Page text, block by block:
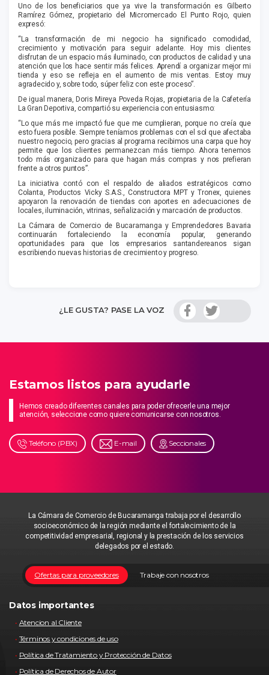
Uno de los beneficiarios que ya vive la transformación es Gilberto
Ramírez Gómez, propietario del Micromercado El Punto Rojo, quien
expresó:
“La transformación de mi negocio ha significado comodidad,
crecimiento y motivación para seguir adelante. Hoy mis clientes
disfrutan de un espacio más iluminado, con productos de calidad y una
atención que los hace sentir más felices. Aprendí a organizar mejor mi
tienda y eso se refleja en el aumento de mis ventas. Estoy muy
agradecido y, sobre todo, súper feliz con este proceso”.
De igual manera, Doris Mireya Poveda Rojas, propietaria de la Cafetería
La Gran Deportiva, compartió su experiencia con entusiasmo:
“Lo que más me impactó fue que me cumplieran, porque no creía que
esto fuera posible. Siempre teníamos problemas con el sol que afectaba
nuestro negocio, pero gracias al programa recibimos una carpa que hoy
permite que los clientes permanezcan más tiempo. Ahora tenemos
todo más organizado para que hagan más compras y nos prefieran
frente a otros puntos”.
La iniciativa contó con el respaldo de aliados estratégicos como
Colanta, Productos Vicky S.A.S., Constructora MPT yTronex, quienes
apoyaron la renovación de tiendas con aportes en adecuaciones de
locales, iluminación, vitrinas, señalización y marcación de productos.
La Cámara de Comercio de Bucaramanga y Emprendedores Bavaria
continuarán fortaleciendo la economía popular, generando
oportunidades para que los empresarios santandereanos sigan
escribiendo nuevas historias de crecimiento y progreso.
¿LE GUSTA? PASE LA VOZ
Estamos listos para ayudarle
Hemos creado diferentes canales para poder ofrecerle una mejor
atención, seleccione como quiere comunicarse con nosotros.
Teléfono (PBX) E-mail Seccionales
La Cámara de Comercio de Bucaramanga trabaja por el desarrollo
socioeconómico de la región mediante el fortalecimiento de la
competitividad empresarial, regional y la prestación de los servicios
delegados por el estado.
Trabaje con nosotros
Ofertas para proveedores
Datos importantes
Atencion al Cliente
Términos y condiciones de uso
Política de Tratamiento y Protección de Datos
Política de Derechos de Autor